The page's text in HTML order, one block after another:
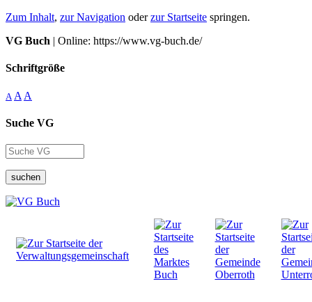
Zum Inhalt, zur Navigation oderzur Startseite springen.
VG Buch | Online: https://www.vg-buch.de/
Schriftgröße
A A A
Suche VG
suchen